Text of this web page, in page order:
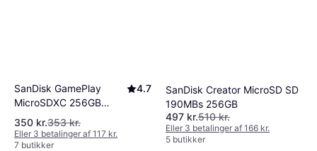
SanDisk GamePlay
MicroSDXC 256GB
SDXC
4.7
350 kr.353 kr.
Eller 3 betalinger af 117 kr.
7 butikker
SanDisk Creator MicroSD SD
190MBs 256GB
497 kr.510 kr.
Eller 3 betalinger af 166 kr.
5 butikker